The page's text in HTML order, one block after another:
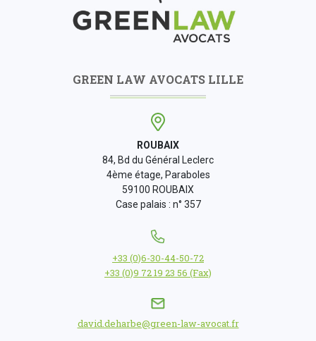
GREEN LAW AVOCATS LILLE
ROUBAIX
84, Bd du Général Leclerc
4ème étage, Paraboles
59100 ROUBAIX
Case palais : n° 357
+33 (0)6-30-44-50-72
+33 (0)9 72 19 23 56 (Fax)
david.deharbe@green-law-avocat.fr